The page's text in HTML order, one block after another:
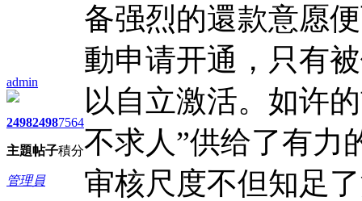
admin
2498
主題
2498
帖子
7564
積分
管理員
备强烈的還款意愿
動申请开通，只有
以自立激活。如许
不求人”供给了有力
审核尺度不但知足